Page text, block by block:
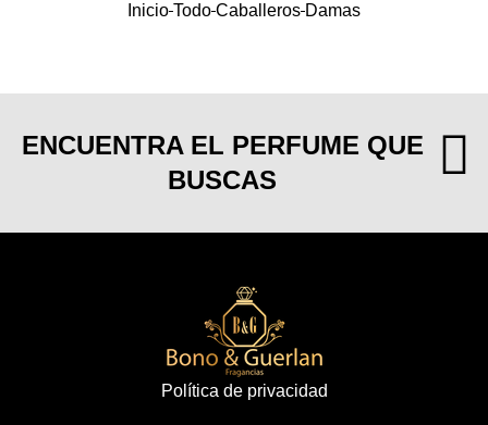
Inicio Todo Caballeros Damas
ENCUENTRA EL PERFUME QUE
BUSCAS
Política de privacidad